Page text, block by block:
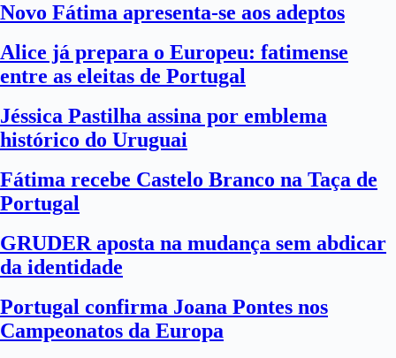
Novo Fátima apresenta-se aos adeptos
Alice já prepara o Europeu: fatimense
entre as eleitas de Portugal
Jéssica Pastilha assina por emblema
histórico do Uruguai
Fátima recebe Castelo Branco na Taça de
Portugal
GRUDER aposta na mudança sem abdicar
da identidade
Portugal confirma Joana Pontes nos
Campeonatos da Europa